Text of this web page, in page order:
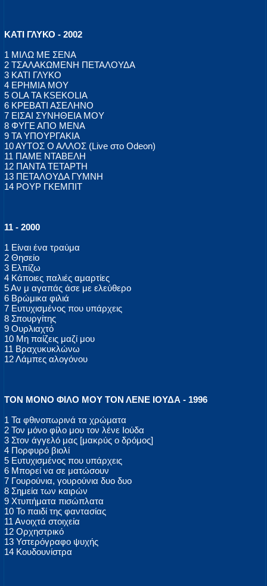
ΚΑΤΙ ΓΛΥΚΟ - 2002
1 ΜΙΛΩ ΜΕ ΣΕΝΑ
2 ΤΣΑΛΑΚΩΜΕΝΗ ΠΕΤΑΛΟΥΔΑ
3 ΚΑΤΙ ΓΛΥΚΟ
4 ΕΡΗΜΙΑ ΜΟΥ
5 OLA TA KSEKOLIA
6 ΚΡΕΒΑΤΙ ΑΣΕΛΗΝΟ
7 ΕΙΣΑΙ ΣΥΝΗΘΕΙΑ ΜΟΥ
8 ΦΥΓΕ ΑΠΟ ΜΕΝΑ
9 ΤΑ ΥΠΟΥΡΓΑΚΙΑ
10 ΑΥΤΟΣ Ο ΑΛΛΟΣ (Live στο Odeon)
11 ΠΑΜΕ ΝΤΑΒΕΛΗ
12 ΠΑΝΤΑ ΤΕΤΑΡΤΗ
13 ΠΕΤΑΛΟΥΔΑ ΓΥΜΝΗ
14 ΡΟΥΡ ΓΚΕΜΠΙΤ
11 - 2000
1 Είναι ένα τραύμα
2 Θησείο
3 Ελπίζω
4 Κάποιες παλιές αμαρτίες
5 Αν μ αγαπάς άσε με ελεύθερο
6 Βρώμικα φιλιά
7 Ευτυχισμένος που υπάρχεις
8 Σπουργίτης
9 Ουρλιαχτό
10 Μη παίζεις μαζί μου
11 Βραχυκυκλώνω
12 Λάμπες αλογόνου
ΤΟΝ ΜΟΝΟ ΦΙΛΟ ΜΟΥ ΤΟΝ ΛΕΝΕ ΙΟΥΔΑ - 1996
1 Τα φθινοπωρινά τα χρώματα
2 Τον μόνο φίλο μου τον λένε Ιούδα
3 Στον άγγελό μας [μακρύς ο δρόμος]
4 Πορφυρό βιολί
5 Ευτυχισμένος που υπάρχεις
6 Μπορεί να σε ματώσουν
7 Γουρούνια, γουρούνια δυο δυο
8 Σημεία των καιρών
9 Χτυπήματα πισώπλατα
10 Το παιδί της φαντασίας
11 Ανοιχτά στοιχεία
12 Ορχηστρικό
13 Υστερόγραφο ψυχής
14 Κουδουνίστρα